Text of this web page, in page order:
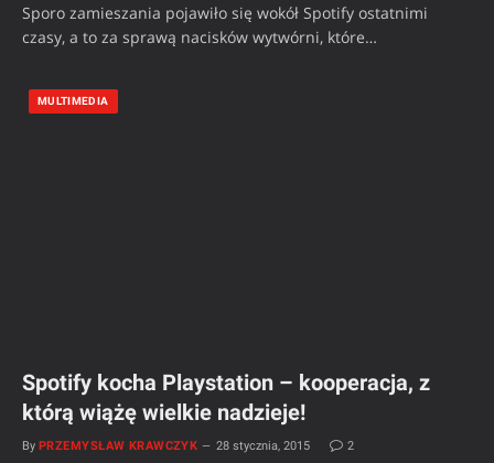
Sporo zamieszania pojawiło się wokół Spotify ostatnimi
czasy, a to za sprawą nacisków wytwórni, które…
MULTIMEDIA
Spotify kocha Playstation – kooperacja, z
którą wiążę wielkie nadzieje!
By PRZEMYSŁAW KRAWCZYK 28 stycznia, 2015 2